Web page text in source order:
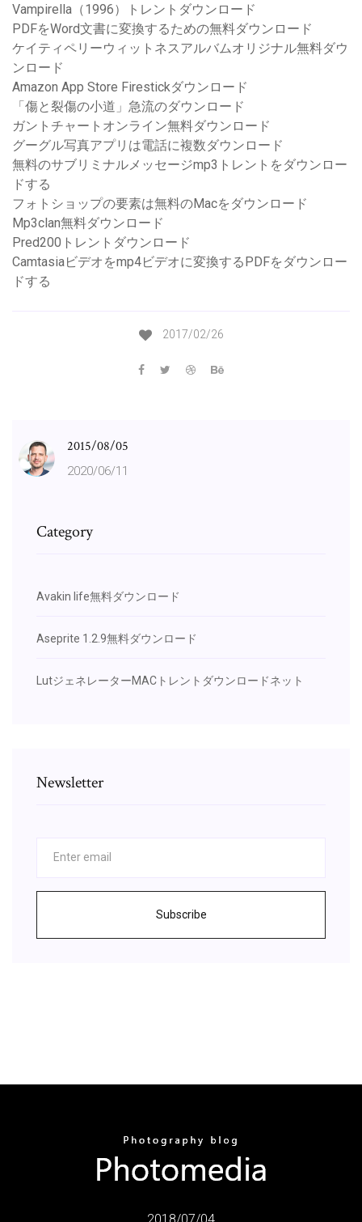
Vampirella（1996）トレントダウンロード
PDFをWord文書に変換するための無料ダウンロード
ケイティペリーウィットネスアルバムオリジナル無料ダウ
ンロード
Amazon App Store Firestickダウンロード
「傷と裂傷の小道」急流のダウンロード
ガントチャートオンライン無料ダウンロード
グーグル写真アプリは電話に複数ダウンロード
無料のサブリミナルメッセージmp3トレントをダウンロー
ドする
フォトショップの要素は無料のMacをダウンロード
Mp3clan無料ダウンロード
Pred200トレントダウンロード
Camtasiaビデオをmp4ビデオに変換するPDFをダウンロー
ドする
2017/02/26
2015/08/05
2020/06/11
Category
Avakin life無料ダウンロード
Aseprite 1.2.9無料ダウンロード
LutジェネレーターMACトレントダウンロードネット
Newsletter
Subscribe